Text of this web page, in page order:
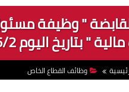
" وظيفة
" بتاريخ اليوم 2023/5/2
وظائف القطاع الخاص